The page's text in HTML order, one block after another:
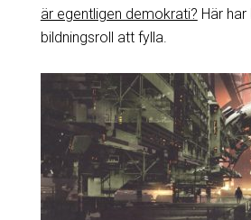
är egentligen demokrati? Här
bildningsroll att fylla.